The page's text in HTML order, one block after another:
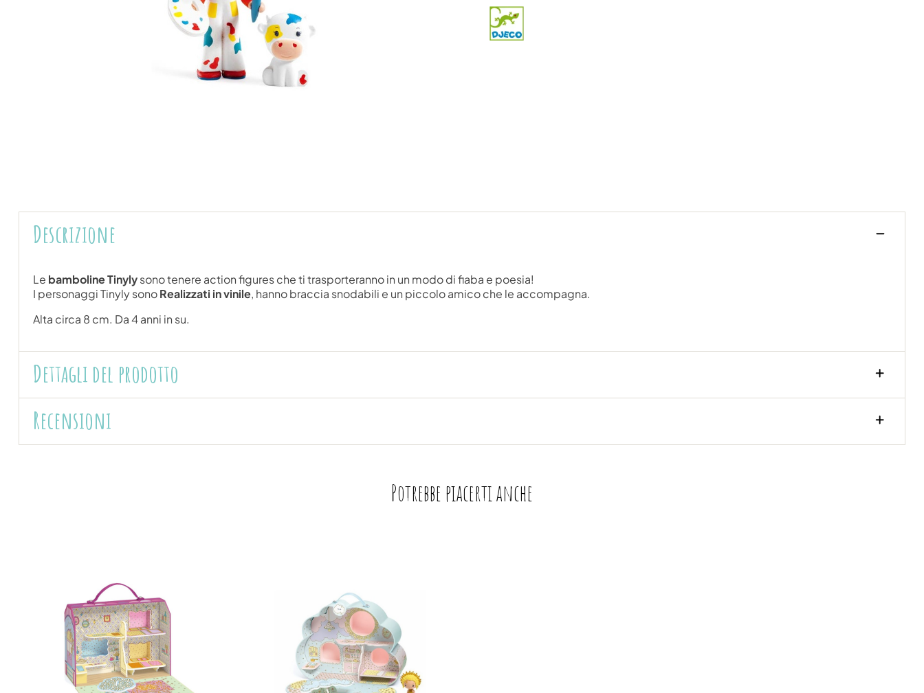
Descrizione
Le bamboline Tinylysono tenere action figures che ti trasporteranno in un modo di fiaba e poesia!
I personaggi Tinyly sonoRealizzati in vinile, hanno braccia snodabili e un piccolo amico che le accompagna.
Alta circa 8 cm. Da 4 anni in su.
Dettagli del prodotto
Recensioni
Potrebbe piacerti anche